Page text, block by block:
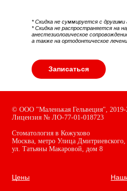
Записаться
* Скидка не суммируется с другими
* Скидка не распространяется на
анестезиологическое
а также на ортодонтическое
© ООО "Маленькая Гельвеция",
Лицензия № ЛО-77-01-018723
Стоматология в Кожухово
Москва, метро Улица Дмитриевского,
ул. Татьяны Макаровой, дом 8
Цены